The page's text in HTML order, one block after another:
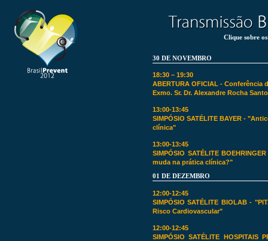
Clique sobre
30 DE NOVEMBRO
18:30 – 19:30
ABERTURA OFICIAL - Conferência
Exmo. Sr. Dr. Alexandre Rocha
13:00-13:45
SIMPÓSIO SATÉLITE BAYER -
clínica"
13:00-13:45
SIMPÓSIO SATÉLITE
muda na prática clínica?"
01 DE DEZEMBRO
12:00-12:45
SIMPÓSIO SATÉLITE BIOLAB -
Risco Cardiovascular"
12:00-12:45
SIMPÓSIO SATÉLITE HOSPITAIS